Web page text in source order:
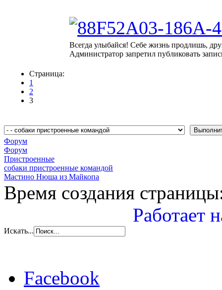
Всегда улыбайся! Себе жизнь продлишь,
Администратор запретил публиковать
Страница:
1
2
3
Форум
Форум
Пристроенные
собаки пристроенные командой
Мастино Нюша из Майкопа
Время создания
Работает
Искать...
Facebook